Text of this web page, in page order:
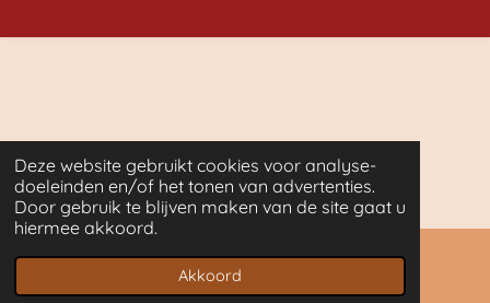
Deze website gebruikt cookies voor analyse-
doeleinden en/of het tonen van advertenties.
Door gebruik te blijven maken van de site gaat u
hiermee akkoord.
AkkoordFacebook